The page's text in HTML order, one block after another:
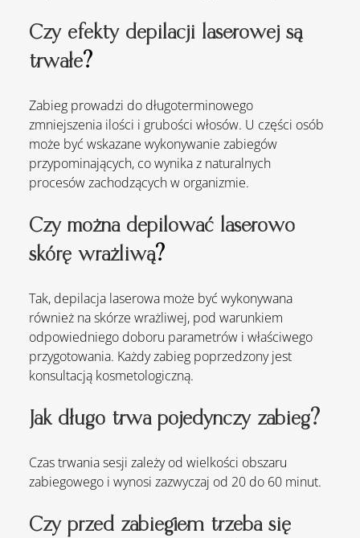
Czy efekty depilacji laserowej są
trwałe?
Zabieg prowadzi do długoterminowego
zmniejszenia ilości i grubości włosów. U części osób
może być wskazane wykonywanie zabiegów
przypominających, co wynika z naturalnych
procesów zachodzących w organizmie.
Czy można depilować laserowo
skórę wrażliwą?
Tak, depilacja laserowa może być wykonywana
również na skórze wrażliwej, pod warunkiem
odpowiedniego doboru parametrów i właściwego
przygotowania. Każdy zabieg poprzedzony jest
konsultacją kosmetologiczną.
Jak długo trwa pojedynczy zabieg?
Czas trwania sesji zależy od wielkości obszaru
zabiegowego i wynosi zazwyczaj od 20 do 60 minut.
Czy przed zabiegiem trzeba się